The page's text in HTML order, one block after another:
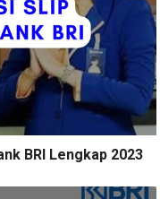
BRI Lengkap 2023